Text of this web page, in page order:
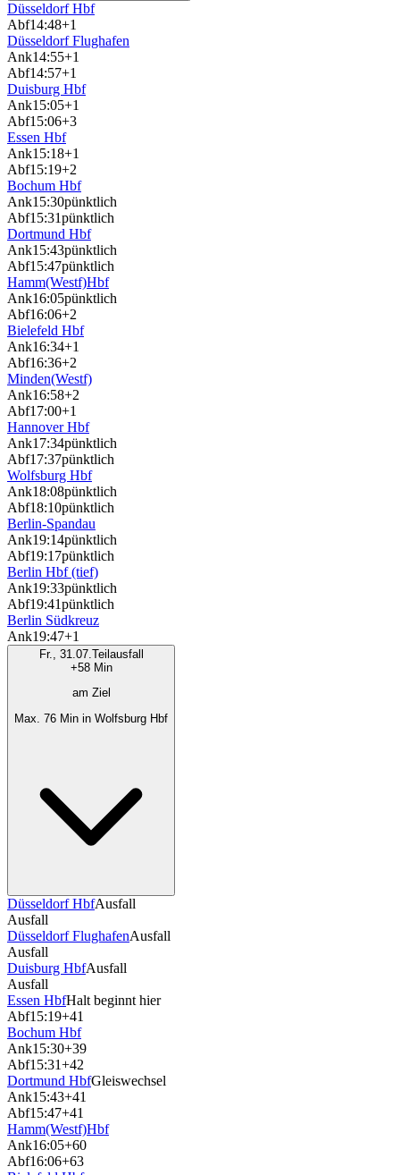
Düsseldorf Hbf
Abf14:48+1
Düsseldorf Flughafen
Ank14:55+1
Abf14:57+1
Duisburg Hbf
Ank15:05+1
Abf15:06+3
Essen Hbf
Ank15:18+1
Abf15:19+2
Bochum Hbf
Ank15:30pünktlich
Abf15:31pünktlich
Dortmund Hbf
Ank15:43pünktlich
Abf15:47pünktlich
Hamm(Westf)Hbf
Ank16:05pünktlich
Abf16:06+2
Bielefeld Hbf
Ank16:34+1
Abf16:36+2
Minden(Westf)
Ank16:58+2
Abf17:00+1
Hannover Hbf
Ank17:34pünktlich
Abf17:37pünktlich
Wolfsburg Hbf
Ank18:08pünktlich
Abf18:10pünktlich
Berlin-Spandau
Ank19:14pünktlich
Abf19:17pünktlich
Berlin Hbf (tief)
Ank19:33pünktlich
Abf19:41pünktlich
Berlin Südkreuz
Ank19:47+1
Fr., 31.07.Teilausfall
+58 Min
am Ziel
Max. 76 Min in Wolfsburg Hbf
Düsseldorf HbfAusfall
Ausfall
Düsseldorf FlughafenAusfall
Ausfall
Duisburg HbfAusfall
Ausfall
Essen HbfHalt beginnt hier
Abf15:19+41
Bochum Hbf
Ank15:30+39
Abf15:31+42
Dortmund HbfGleiswechsel
Ank15:43+41
Abf15:47+41
Hamm(Westf)Hbf
Ank16:05+60
Abf16:06+63